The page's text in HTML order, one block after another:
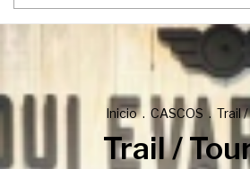
Inicio . CASCOS . Trail
Trail /